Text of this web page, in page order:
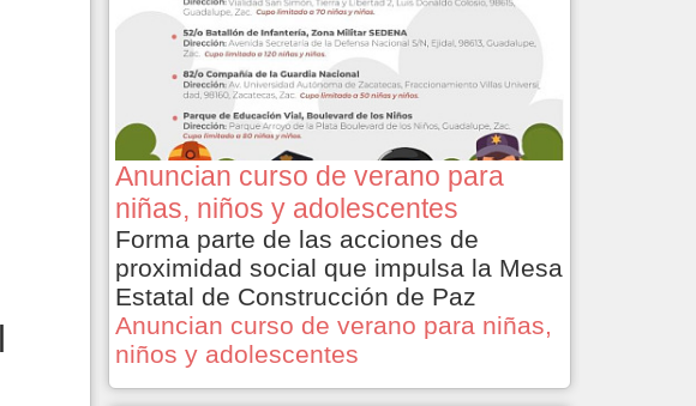
Anuncian curso de verano para
niñas, niños y adolescentes
Forma parte de las acciones de
proximidad social que impulsa la Mesa
Estatal de Construcción de Paz
Anuncian curso de verano para niñas,
niños y adolescentes